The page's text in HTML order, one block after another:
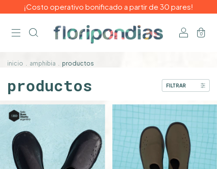
¡Costo operativo bonificado a partir de 30 pares!
0
inicio . amphibia . productos
productos FILTRAR